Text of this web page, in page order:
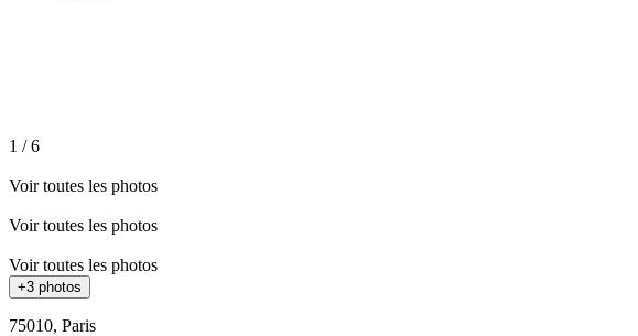
1 /6
Voir toutes les photos
Voir toutes les photos
Voir toutes les photos
+3 photos
75010, Paris